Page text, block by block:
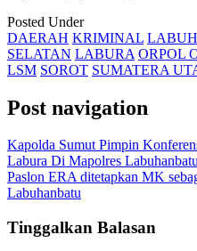
Posted Under
DAERAH KRIMINAL
SELATAN LABURA ORPOL
LSM SOROT SUMATERA
Post navigation
Kapolda Sumut Pimpin
Labura Di Mapolres
Paslon ERA ditetapkan MK
Labuhanbatu
Tinggalkan Balasan